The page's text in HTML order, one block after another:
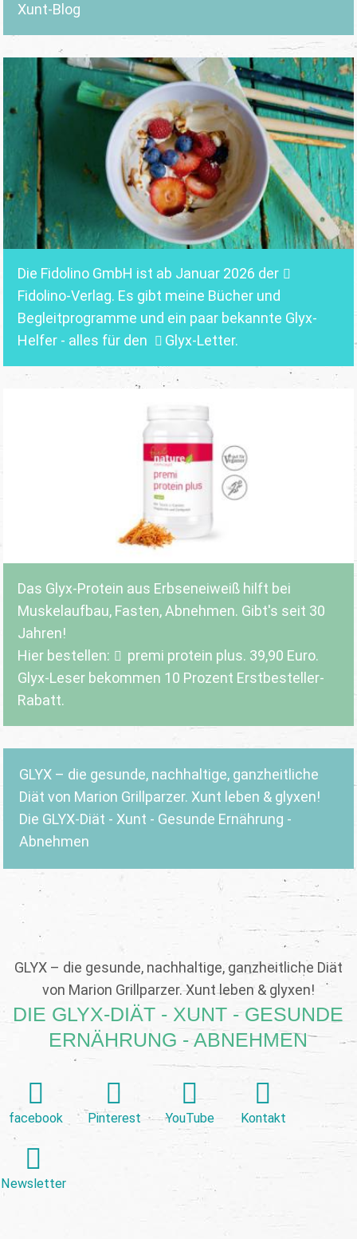
Xunt-Blog
Die Fidolino GmbH ist ab Januar 2026 der
Fidolino-Verlag. Es gibt meine Bücher und
Begleitprogramme und ein paar bekannte Glyx-
Helfer - alles für den
Glyx-Letter.
Das Glyx-Protein aus Erbseneiweiß hilft bei
Muskelaufbau, Fasten, Abnehmen. Gibt's seit 30
Jahren!
Hier bestellen:
premi protein plus. 39,90 Euro.
Glyx-Leser bekommen 10 Prozent Erstbesteller-
Rabatt.
GLYX – die gesunde, nachhaltige, ganzheitliche
Diät von Marion Grillparzer. Xunt leben & glyxen!
Die GLYX-Diät - Xunt - Gesunde Ernährung -
Abnehmen
GLYX – die gesunde, nachhaltige, ganzheitliche Diät
von Marion Grillparzer. Xunt leben & glyxen!
DIE GLYX-DIÄT - XUNT - GESUNDE
ERNÄHRUNG - ABNEHMEN
facebook Pinterest YouTube Kontakt
Newsletter